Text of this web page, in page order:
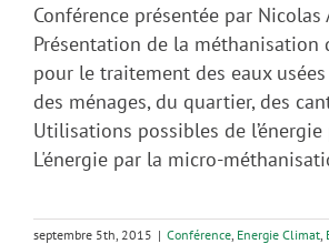
Conférence présentée par Nicolas
Présentation de la méthanisation
pour le traitement des eaux
des ménages, du quartier, des
Utilisations possibles de
L'énergie par la micro-
septembre 5th, 2015 | Conférence Energie Climat